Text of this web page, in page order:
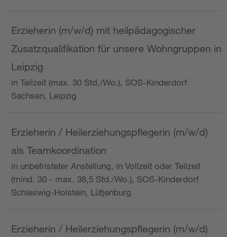
Erzieherin (m/w/d) mit heilpädagogischer
Zusatzqualifikation für unsere Wohngruppen in
Leipzig
in Teilzeit (max. 30 Std./Wo.), SOS-Kinderdorf
Sachsen, Leipzig
Erzieherin / Heilerziehungspflegerin (m/w/d)
als Teamkoordination
in unbefristeter Anstellung, in Vollzeit oder Teilzeit
(mind. 30 - max. 38,5 Std./Wo.), SOS-Kinderdorf
Schleswig-Holstein, Lütjenburg
Erzieherin / Heilerziehungspflegerin (m/w/d)